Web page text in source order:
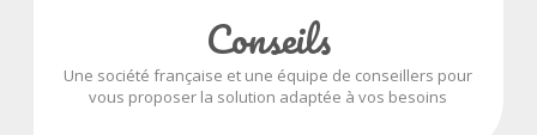
Conseils
Une société française et une équipe de conseillers pour
vous proposer la solution adaptée à vos besoins